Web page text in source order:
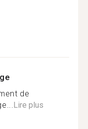
de
Lire plus